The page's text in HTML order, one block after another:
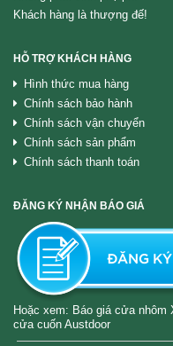
Khách hàng là thượng đế!
HỖ TRỢ KHÁCH HÀNG
Hình thức mua hàng
Chính sách bảo hành
Chính sách vận chuyển
Chính sách sản phẩm
Chính sách thanh toán
ĐĂNG KÝ NHẬN BÁO GIÁ
Hoặc xem: Báo giá cửa nhôm
cửa cuốn Austdoor